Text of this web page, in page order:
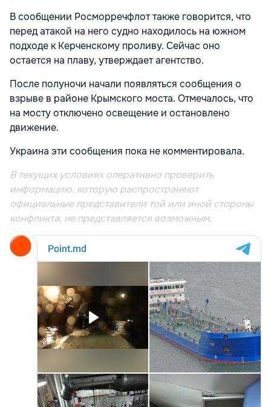
В сообщении Росморречфлот также говорится, что
перед атакой на него судно находилось на южном
подходе к Керченскому проливу. Сейчас оно
остается на плаву, утверждает агентство.
После полуночи начали появляться сообщения о
взрыве в районе Крымского моста. Отмечалось, что
на мосту отключено освещение и остановлено
движение.
Украина эти сообщения пока не комментировала.
В текущих условиях оперативно проверить
информацию, которую распространяют
официальные представители той или иной стороны
конфликта, не представляется возможным.